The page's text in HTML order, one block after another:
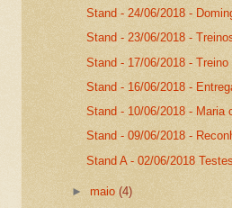
Stand - 24/06/2018 -
Stand - 23/06/2018 -
Stand - 17/06/2018 -
Stand - 16/06/2018 -
Stand - 10/06/2018 - Maria
Stand - 09/06/2018 -
Stand A - 02/06/2018
►maio(4)